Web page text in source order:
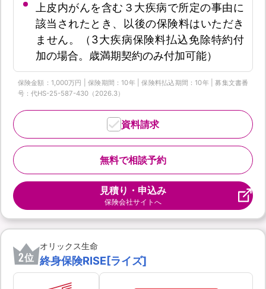
上皮内がんを含む３大疾病で所定の事由に
該当されたとき、以後の保険料はいただき
ません。（3大疾病保険料払込免除特約付
加の場合。歳満期契約のみ付加可能）
保険金額：1,000万円 | 保険期間：10年 | 保険料払込期間：10年 | 募集文書番
号：代HS-25-587-430（2026.3）
無料で相談予約
資料請求
見積り・申込み
保険会社サイトへ
2位
オリックス生命
終身保険RISE[ライズ]